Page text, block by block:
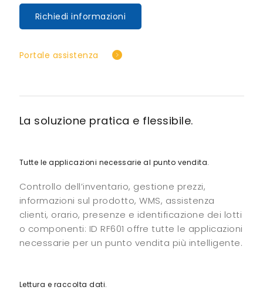
Richiedi informazioni
Portale assistenza
La soluzione pratica e flessibile.
Tutte le applicazioni necessarie al punto vendita.
Controllo dell’inventario, gestione prezzi,
informazioni sul prodotto, WMS, assistenza
clienti, orario, presenze e identificazione dei lotti
o componenti: ID RF601 offre tutte le applicazioni
necessarie per un punto vendita più intelligente.
Lettura e raccolta dati.